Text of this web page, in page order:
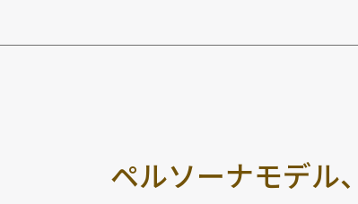
ペルソーナモデル、